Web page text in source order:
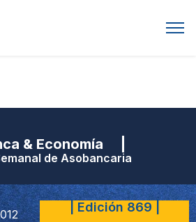
& Economía |
de Asobancaria
| Edición 869 |